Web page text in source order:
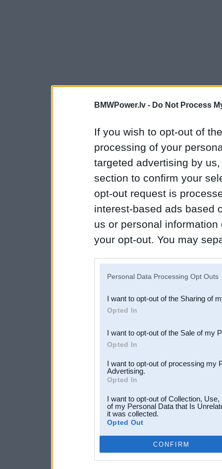
BMWPower.lv - Do Not Process
If you wish to opt-out of
processing of your
targeted advertising by
section to confirm your
opt-out request is
interest-based ads based
us or personal
your opt-out. You may
Downstream Participants
third parties.
Personal Data Processing Opt Outs
I want to opt-out of the Sharing of
Opted In
I want to opt-out of the Sale of my
Opted In
I want to opt-out of processing my
Advertising.
Opted In
I want to opt-out of Collection,
of my Personal Data that Is
it was collected.
Opted Out
CONFIRM